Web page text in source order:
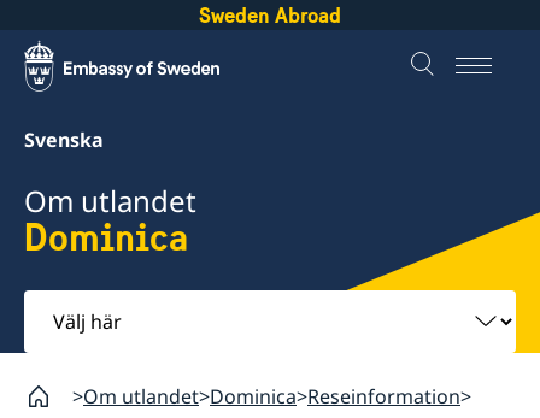
Sweden Abroad
Svenska
Om utlandet
Dominica
Välj
här
Om utlandet Dominica Reseinformation